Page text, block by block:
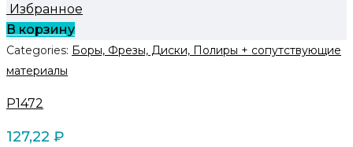
Избранное
В корзину
Categories: Боры, Фрезы, Диски, Полиры + сопутствующие
материалы
P1472
127,22 ₽